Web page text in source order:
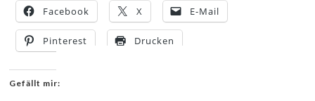
Facebook X E-Mail
Pinterest Drucken
Gefällt mir: